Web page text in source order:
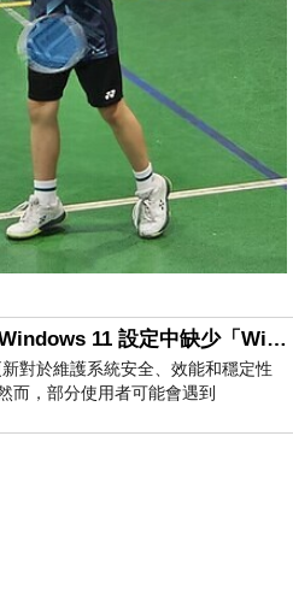
如何修復 Windows 11 設定中缺少「Windows 更新」？
對於維護系統安全、效能和穩定性
而，部分使用者可能會遇到
設定應用程式中缺少「Windows 更